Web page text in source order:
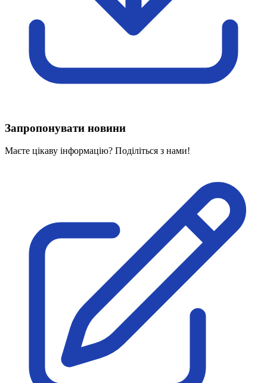
Харківська область
Херсонська область
Хмельницька область
Вивчаємо жестову мову
Дитяча сторінка
Новини про жестову мову
Проєкт "Жестова мова для поліцейських"
На допомогу військовим
Медична термінологія жестовою мовою
Нормативна база УТОГ
Конвенція ООН
Законодавство
Декларації
Документи ВФГ
Міжнародні документи
Запропонувати новини
Маєте цікаву інформацію? Поділіться з нами!